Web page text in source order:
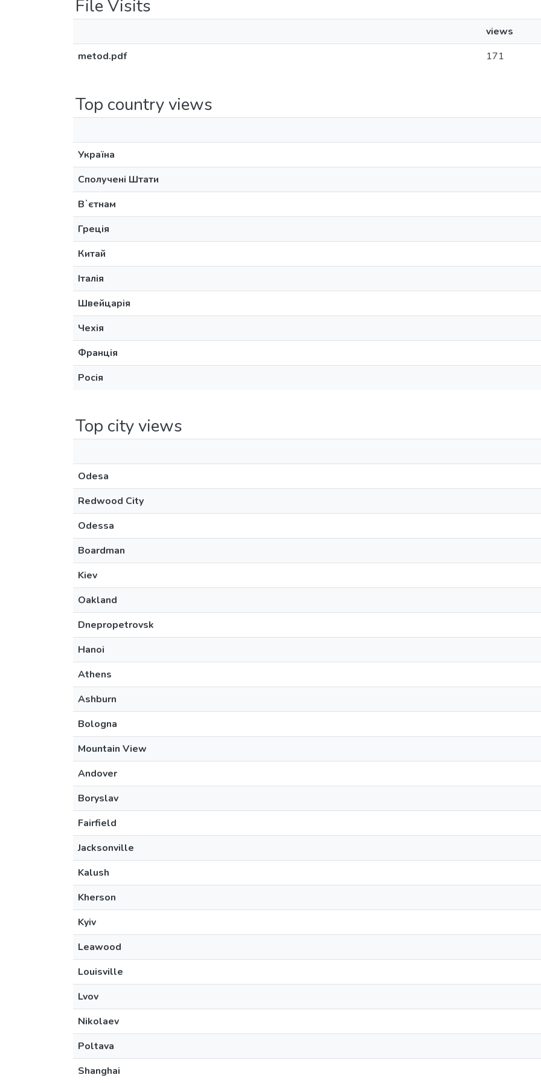
File Visits
views
metod.pdf
171
Top country views
Україна
Сполучені Штати
Вʼєтнам
Греція
Китай
Італія
Швейцарія
Чехія
Франція
Росія
Top city views
Odesa
Redwood City
Odessa
Boardman
Kiev
Oakland
Dnepropetrovsk
Hanoi
Athens
Ashburn
Bologna
Mountain View
Andover
Boryslav
Fairfield
Jacksonville
Kalush
Kherson
Kyiv
Leawood
Louisville
Lvov
Nikolaev
Poltava
Shanghai